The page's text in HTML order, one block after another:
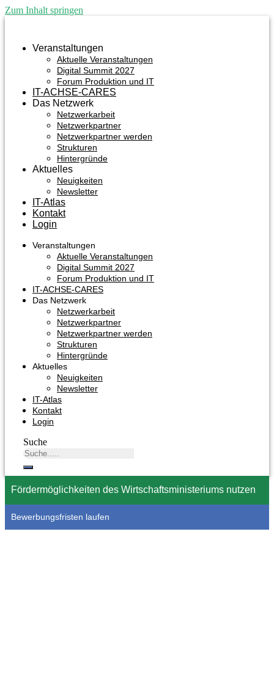
Zum Inhalt springen
Veranstaltungen
Aktuelle Veranstaltungen
Digital Summit 2027
Forum Produktion und IT
IT-ACHSE-CARES
Das Netzwerk
Netzwerkarbeit
Netzwerkpartner
Netzwerkpartner werden
Strukturen
Hintergründe
Aktuelles
Neuigkeiten
Newsletter
IT-Atlas
Kontakt
Login
Veranstaltungen
Aktuelle Veranstaltungen
Digital Summit 2027
Forum Produktion und IT
IT-ACHSE-CARES
Das Netzwerk
Netzwerkarbeit
Netzwerkpartner
Netzwerkpartner werden
Strukturen
Hintergründe
Aktuelles
Neuigkeiten
Newsletter
IT-Atlas
Kontakt
Login
Suche
Fördermöglichkeiten des Wirtschaftsministeriums nutzen
Bewerbungsfristen laufen